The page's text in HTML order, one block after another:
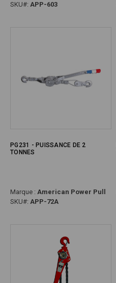
SKU#: APP-603
PG231 - PUISSANCE DE 2
TONNES
Marque : American Power Pull
SKU#: APP-72A